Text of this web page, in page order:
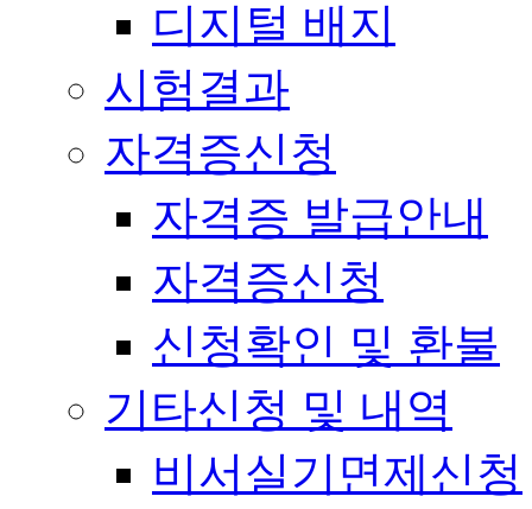
디지털 배지
시험결과
자격증신청
자격증 발급안내
자격증신청
신청확인 및 환불
기타신청 및 내역
비서실기면제신청